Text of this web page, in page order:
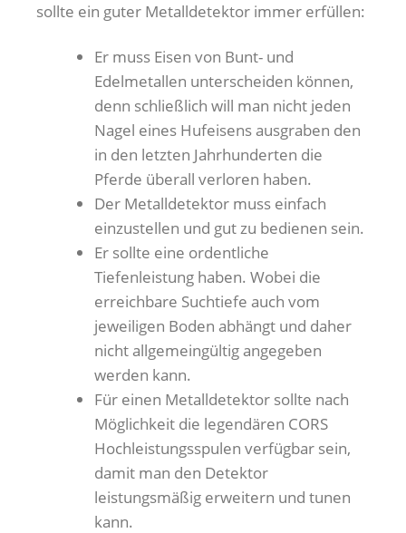
sollte ein guter Metalldetektor immer erfüllen:
Er muss Eisen von Bunt- und
Edelmetallen unterscheiden können,
denn schließlich will man nicht jeden
Nagel eines Hufeisens ausgraben den
in den letzten Jahrhunderten die
Pferde überall verloren haben.
Der Metalldetektor muss einfach
einzustellen und gut zu bedienen sein.
Er sollte eine ordentliche
Tiefenleistung haben. Wobei die
erreichbare Suchtiefe auch vom
jeweiligen Boden abhängt und daher
nicht allgemeingültig angegeben
werden kann.
Für einen Metalldetektor sollte nach
Möglichkeit die legendären CORS
Hochleistungsspulen verfügbar sein,
damit man den Detektor
leistungsmäßig erweitern und tunen
kann.